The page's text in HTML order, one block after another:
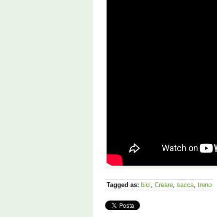
Tagged as: bici, Creare, sacca, treno